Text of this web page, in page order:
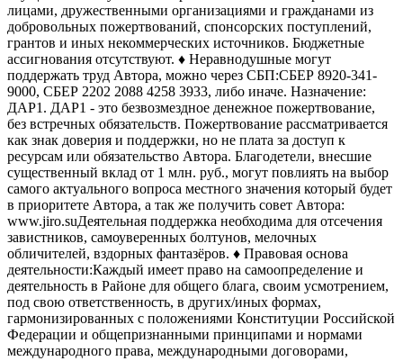
лицами, дружественными организациями и гражданами из
добровольных пожертвований, спонсорских поступлений,
грантов и иных некоммерческих источников. Бюджетные
ассигнования отсутствуют. ♦️ Неравнодушные могут
поддержать труд Автора, можно через СБП:СБЕР 8920-341-
9000, СБЕР 2202 2088 4258 3933, либо иначе. Назначение:
ДАР1. ДАР1 - это безвозмездное денежное пожертвование,
без встречных обязательств. Пожертвование рассматривается
как знак доверия и поддержки, но не плата за доступ к
ресурсам или обязательство Автора. Благодетели, внесшие
существенный вклад от 1 млн. руб., могут повлиять на выбор
самого актуального вопроса местного значения который будет
в приоритете Автора, а так же получить совет Автора:
www.jiro.suДеятельная поддержка необходима для отсечения
завистников, самоуверенных болтунов, мелочных
обличителей, вздорных фантазёров. ♦️ Правовая основа
деятельности:Каждый имеет право на самоопределение и
деятельность в Районе для общего блага, своим усмотрением,
под свою ответственность, в других/иных формах,
гармонизированных с положениями Конституции Российской
Федерации и общепризнанными принципами и нормами
международного права, международными договорами,